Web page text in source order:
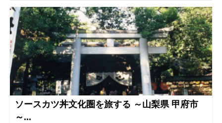
ソースカツ丼文化圏を旅する ～山梨県 甲府市
～...